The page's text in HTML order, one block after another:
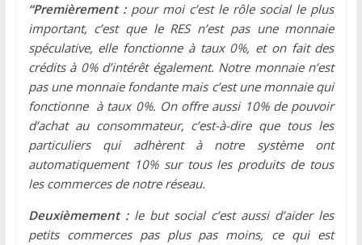
“Premièrement :pour moi c’est le rôle social le plus
important, c’est que le RES n’est pas une monnaie
spéculative, elle fonctionne à taux 0%, et on fait des
crédits à 0% d’intérêt également. Notre monnaie n’est
pas une monnaie fondante mais c’est une monnaie qui
fonctionne à taux 0%. On offre aussi 10% de pouvoir
d’achat au consommateur, c’est-à-dire que tous les
particuliers qui adhèrent à notre système ont
automatiquement 10% sur tous les produits de tous
les commerces de notre réseau.
Deuxièmement :le but social c’est aussi d’aider les
petits commerces pas plus pas moins, ce qui est